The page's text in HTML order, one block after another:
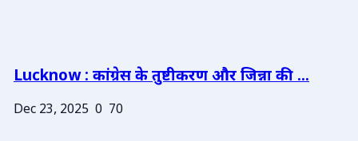
Lucknow : कांग्रेस के तुष्टीकरण और जिन्ना की ...
Dec 23, 2025 0 70